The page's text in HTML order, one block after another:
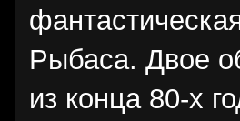
Рыбаса. Двое
из конца 80-х